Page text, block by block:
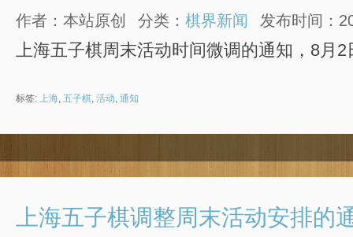
作者：本站原创 分类： 棋界新闻 发布时间：
上海五子棋周末活动时间微调的通知，8月2
标签: 上海, 五子棋, 活动, 通知
上海五子棋调整周末活动安排的